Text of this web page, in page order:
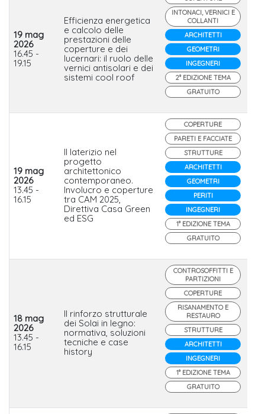
19 mag
2026
16.45 -
19.15
Efficienza energetica
e calcolo delle
prestazioni delle
coperture e dei
lucernari: il ruolo delle
vernici antisolari e dei
sistemi cool roof
INTONACI, VERNICI E
COLLANTI
ARCHITETTI
GEOMETRI
INGEGNERI
2° EDIZIONE TEMA
GRATUITO
19 mag
2026
13.45 -
16.15
Il laterizio nel
progetto
architettonico
contemporaneo.
Involucro e coperture
tra CAM 2025,
Direttiva Casa Green
ed ESG
COPERTURE
PARETI E FACCIATE
STRUTTURE
ARCHITETTI
GEOMETRI
PERITI
INGEGNERI
1° EDIZIONE TEMA
GRATUITO
18 mag
2026
13.45 -
16.15
Il rinforzo strutturale
dei Solai in legno:
normativa, soluzioni
tecniche e case
history
CONTROSOFFITTI E
PARTIZIONI
COPERTURE
RISANAMENTO E
RESTAURO
STRUTTURE
ARCHITETTI
INGEGNERI
1° EDIZIONE TEMA
GRATUITO